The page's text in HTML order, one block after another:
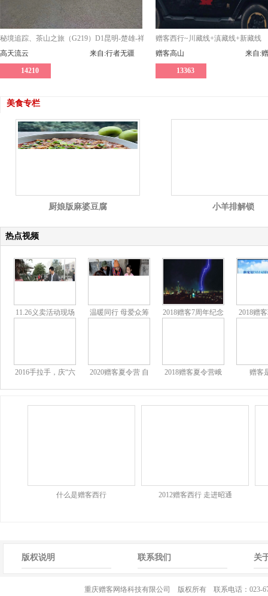
秘境追踪、茶山之旅（G219）D1昆明-楚雄-祥云-南涧-云县-风庆-永德
高天流云
来自:行者无疆
14210
赠客西行~川藏线+滇藏线+新藏线
赠客高山
来自:
13363
美食专栏
厨娘版麻婆豆腐 小羊排解锁
热点视频
11.26义卖活动现场
温暖同行 母爱众筹 2018赠客7周年纪念
2018赠
2016手拉手，庆“六
一” 横山公益自驾之
2020赠客夏令营 自
怀原始森林
2018赠客夏令营峨
眉山研学之旅
赠客
什么是赠客西行 2012赠客西行 走进昭通
版权说明 联系我们 关
重庆赠客网络科技有限公司 版权所有 联系电话：023-